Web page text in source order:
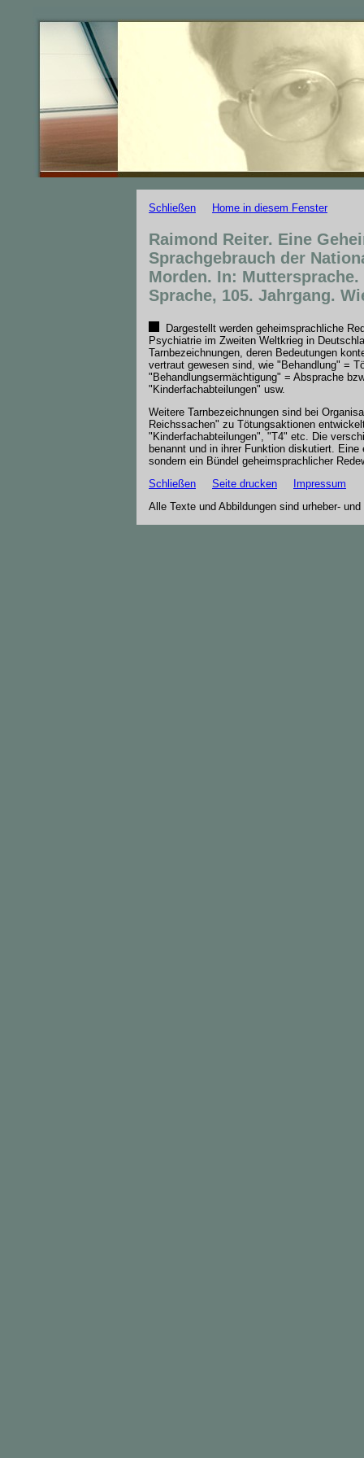
Schließen Home in diesem Fenster
Raimond Reiter. Eine
Sprachgebrauch der
Morden. In:
Sprache, 105. Jahrgang.
Dargestellt werden geheimsprachliche
Psychiatrie im Zweiten Weltkrieg in
Tarnbezeichnungen, deren Bedeutungen
vertraut gewesen sind, wie "Behandlung" =
"Behandlungsermächtigung" = Absprache
"Kinderfachabteilungen" usw.
Weitere Tarnbezeichnungen sind bei
Reichssachen" zu Tötungsaktionen
"Kinderfachabteilungen", "T4" etc. Die
benannt und in ihrer Funktion diskutiert.
sondern ein Bündel geheimsprachlicher
Schließen
Seite drucken
Impressum
Alle Texte und Abbildungen sind urheber-